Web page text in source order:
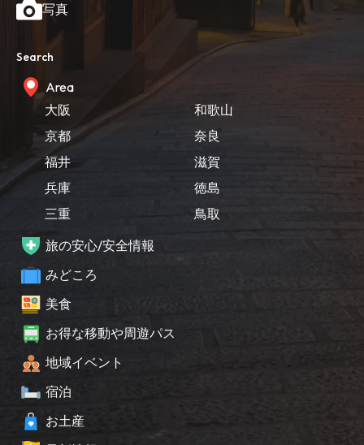
写真
Search
Area
大阪
京都
福井
兵庫
三重
和歌山
奈良
滋賀
徳島
鳥取
旅の安心/安全情報
みどころ
美食
お得な移動や周遊パス
地域イベント
宿泊
お土産